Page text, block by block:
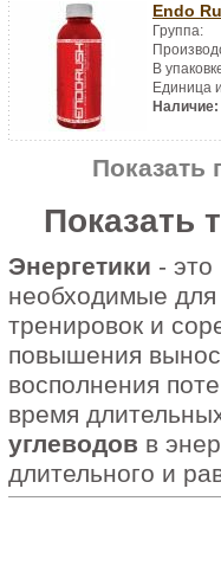
Endo
Группа:
В
Единица
Наличие:
Показать
Показать
Энергетики -
необходимые для
тренировок и
повышения
восполнения
время
углеводов в
длительного и